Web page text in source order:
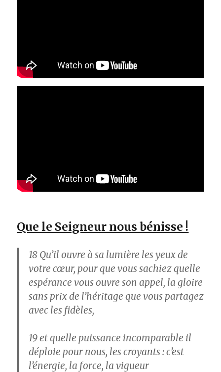
Que le Seigneur nous bénisse !
18 Qu’il ouvre à sa lumière les yeux de
votre cœur, pour que vous sachiez quelle
espérance vous ouvre son appel, la gloire
sans prix de l’héritage que vous partagez
avec les fidèles,
19et quelle puissance incomparable il
déploie pour nous, les croyants : c’est
l’énergie, la force, la vigueur